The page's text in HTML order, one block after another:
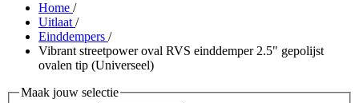
Home /
Uitlaat /
Einddempers /
Vibrant streetpower oval RVS einddemper 2.5" gepolijst
ovalen tip (Universeel)
Maak jouw selectie